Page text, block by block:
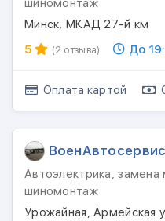
Минск, МКАД 27-й км
5
(2 отзыва) До
Оплата картой
ВоенАвтосервис
Автоэлектрика,
шиномонтаж
Урожайная, Армейская